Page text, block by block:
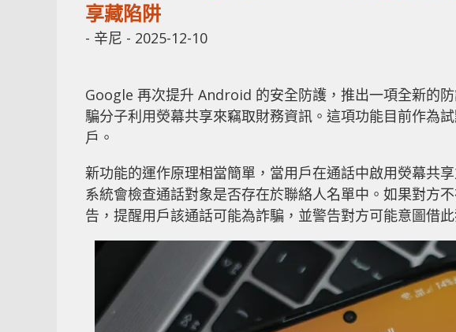
享藏陷阱
- 辛尼 - 2025-12-10
Google 再次提升 Android 的安全防護，推出一項全新的
騙分子利用熒幕共享來竊取財務資訊。這項功能目前作為
戶。
新功能的運作原理相當簡單，當用戶在通話中啟用熒幕共
系統會檢查通話對象是否存在於聯絡人名單中。如果對方
告，提醒用戶該通話可能為詐騙，並警告對方可能意圖借